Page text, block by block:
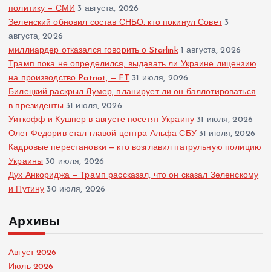
политику — СМИ 3 августа, 2026
Зеленский обновил состав СНБО: кто покинул Совет 3
августа, 2026
миллиардер отказался говорить о Starlink 1 августа, 2026
Трамп пока не определился, выдавать ли Украине лицензию
на производство Patriot, — FT 31 июля, 2026
Билецкий раскрыл Лумер, планирует ли он баллотироваться
в президенты 31 июля, 2026
Уиткофф и Кушнер в августе посетят Украину 31 июля, 2026
Олег Федорив стал главой центра Альфа СБУ 31 июля, 2026
Кадровые перестановки — кто возглавил патрульную полицию
Украины 30 июля, 2026
Дух Анкориджа — Трамп рассказал, что он сказал Зеленскому
и Путину 30 июля, 2026
Архивы
Август 2026
Июль 2026